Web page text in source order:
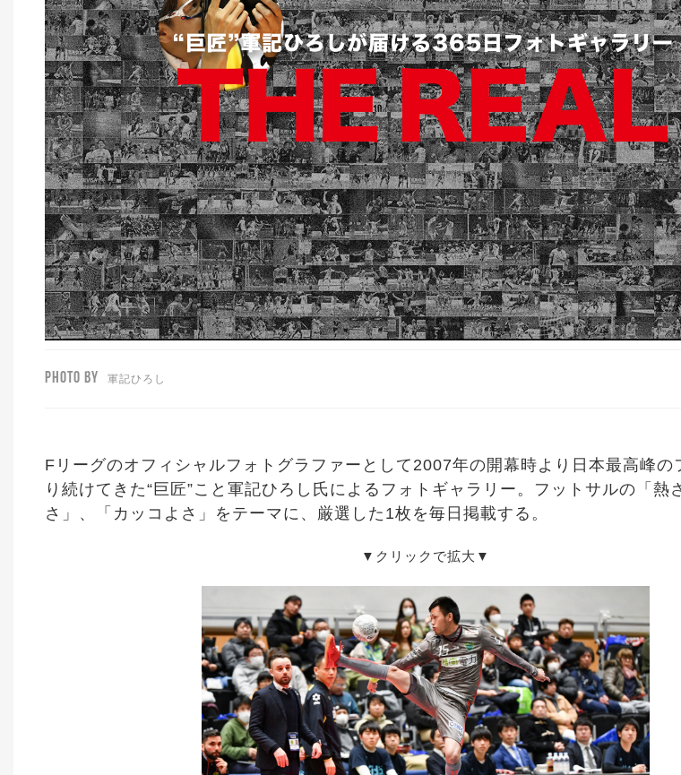
PHOTO BY 軍記ひろし
Fリーグのオフィシャルフォトグラファーとして2007年の開幕時より日本最高峰の
り続けてきた“巨匠”こと軍記ひろし氏によるフォトギャラリー。フットサルの「熱
さ」、「カッコよさ」をテーマに、厳選した1枚を毎日掲載する。
▼クリックで拡大▼